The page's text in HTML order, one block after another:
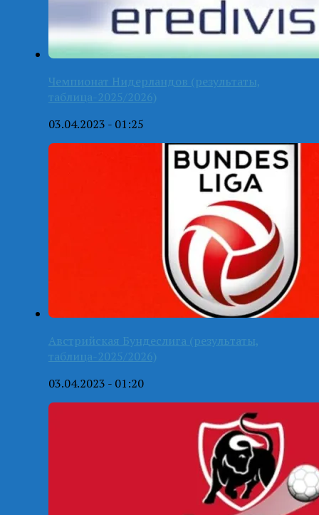
Чемпионат Нидерландов (результаты,
таблица-2025/2026)
03.04.2023 - 01:25
Австрийская Бундеслига (результаты,
таблица-2025/2026)
03.04.2023 - 01:20